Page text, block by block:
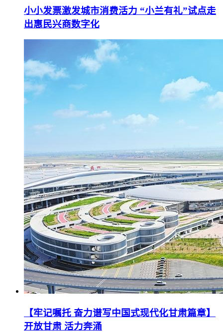
小小发票激发城市消费活力 “小兰有礼”试点走
出惠民兴商数字化
【牢记嘱托 奋力谱写中国式现代化甘肃篇章】
开放甘肃 活力奔涌